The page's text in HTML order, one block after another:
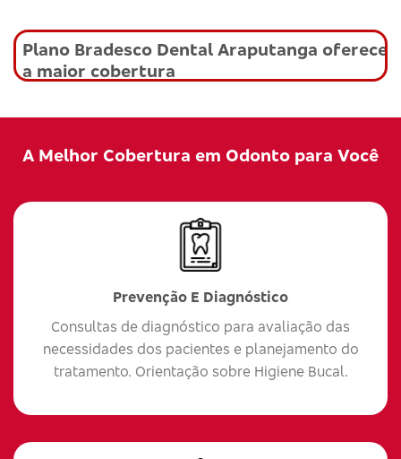
Plano Bradesco Dental Araputanga oferece
a maior cobertura
A Melhor Cobertura em Odonto para Você
Prevenção E Diagnóstico
Consultas de diagnóstico para avaliação das
necessidades dos pacientes e planejamento do
tratamento. Orientação sobre Higiene Bucal.